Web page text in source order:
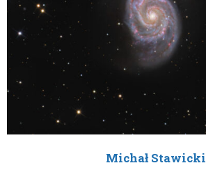
Michał Stawicki